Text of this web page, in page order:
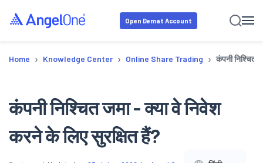
Open Demat Account
Home › Knowledge Center › Online Share Trading › कंपनी निश्चित
कंपनी निश्चित जमा - क्या वे निवेश
करने के लिए सुरक्षित हैं?